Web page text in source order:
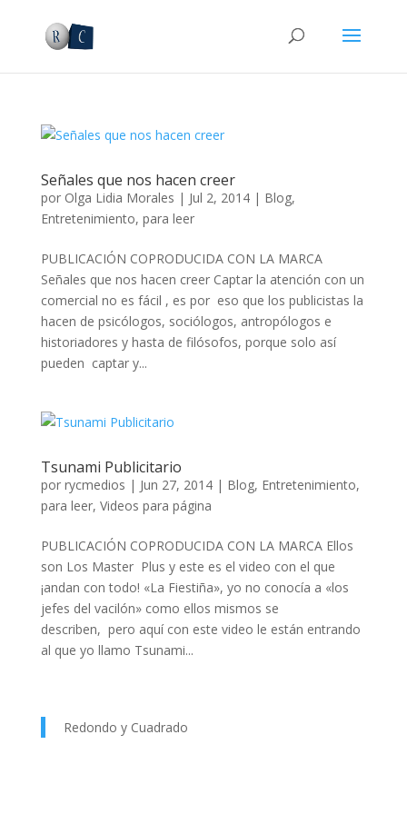
Señales que nos hacen creer
por Olga Lidia Morales | Jul 2, 2014| Blog,
Entretenimiento, para leer
PUBLICACIÓN COPRODUCIDA CON LA MARCA
Señales que nos hacen creer Captar la atención con un
comercial no es fácil , es por eso que los publicistas la
hacen de psicólogos, sociólogos, antropólogos e
historiadores y hasta de filósofos, porque solo así
pueden captar y...
Tsunami Publicitario
por rycmedios | Jun 27, 2014| Blog, Entretenimiento,
para leer, Videos para página
PUBLICACIÓN COPRODUCIDA CON LA MARCA Ellos
son Los Master Plus y este es el video con el que
¡andan con todo! «La Fiestiña», yo no conocía a «los
jefes del vacilón» como ellos mismos se
describen, pero aquí con este video le están entrando
al que yo llamo Tsunami...
Redondo y Cuadrado